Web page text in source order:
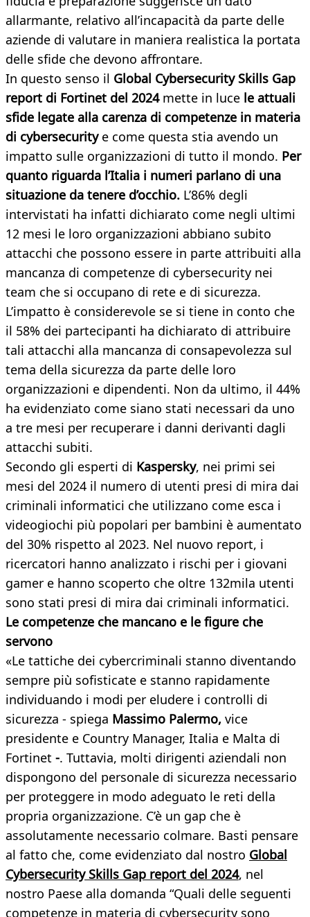
allarmante, relativo all’incapacità da parte delle
aziende di valutare in maniera realistica la portata
delle sfide che devono affrontare.
In questo senso il Global Cybersecurity Skills Gap
report di Fortinet del 2024 mette in luce le attuali
sfide legate alla carenza di competenze in materia
di cybersecuritye come questa stia avendo un
impatto sulle organizzazioni di tutto il mondo. Per
quanto riguarda l’Italia i numeri parlano di una
situazione da tenere d’occhio. L’86% degli
intervistati ha infatti dichiarato come negli ultimi
12 mesi le loro organizzazioni abbiano subito
attacchi che possono essere in parte attribuiti alla
mancanza di competenze di cybersecurity nei
team che si occupano di rete e di sicurezza.
L’impatto è considerevole se si tiene in conto che
il 58% dei partecipanti ha dichiarato di attribuire
tali attacchi alla mancanza di consapevolezza sul
tema della sicurezza da parte delle loro
organizzazioni e dipendenti. Non da ultimo, il 44%
ha evidenziato come siano stati necessari da uno
a tre mesi per recuperare i danni derivanti dagli
attacchi subiti.
Secondo gli esperti di Kaspersky, nei primi sei
mesi del 2024 il numero di utenti presi di mira dai
criminali informatici che utilizzano come esca i
videogiochi più popolari per bambini è aumentato
del 30% rispetto al 2023. Nel nuovo report, i
ricercatori hanno analizzato i rischi per i giovani
gamer e hanno scoperto che oltre 132mila utenti
sono stati presi di mira dai criminali informatici.
Le competenze che mancano e le figure che
servono
«Le tattiche dei cybercriminali stanno diventando
sempre più sofisticate e stanno rapidamente
individuando i modi per eludere i controlli di
sicurezza - spiega Massimo Palermo, vice
presidente e Country Manager, Italia e Malta di
Fortinet -. Tuttavia, molti dirigenti aziendali non
dispongono del personale di sicurezza necessario
per proteggere in modo adeguato le reti della
propria organizzazione. C’è un gap che è
assolutamente necessario colmare. Basti pensare
al fatto che, come evidenziato dal nostro Global
Cybersecurity Skills Gap report del 2024, nel
nostro Paese alla domanda “Quali delle seguenti
competenze in materia di cybersecurity sono